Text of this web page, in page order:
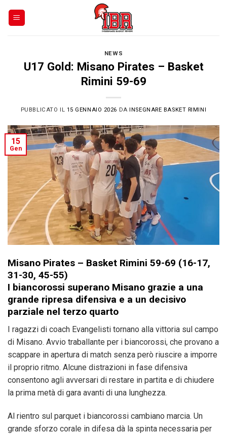
NEWS
U17 Gold: Misano Pirates – Basket
Rimini 59-69
PUBBLICATO IL 15 GENNAIO 2026 DAINSEGNARE BASKET RIMINI
15
Gen
Misano Pirates – Basket Rimini 59-69 (16-17,
31-30, 45-55)
I biancorossi superano Misano grazie a una
grande ripresa difensiva e a un decisivo
parziale nel terzo quarto
I ragazzi di coach Evangelisti tornano alla vittoria sul campo
di Misano. Avvio traballante per i biancorossi, che provano a
scappare in apertura di match senza però riuscire a imporre
il proprio ritmo. Alcune distrazioni in fase difensiva
consentono agli avversari di restare in partita e di chiudere
la prima metà di gara avanti di una lunghezza.
Al rientro sul parquet i biancorossi cambiano marcia. Un
grande sforzo corale in difesa dà la spinta necessaria per